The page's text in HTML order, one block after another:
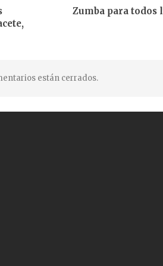
Zumba para todos
están cerrados.